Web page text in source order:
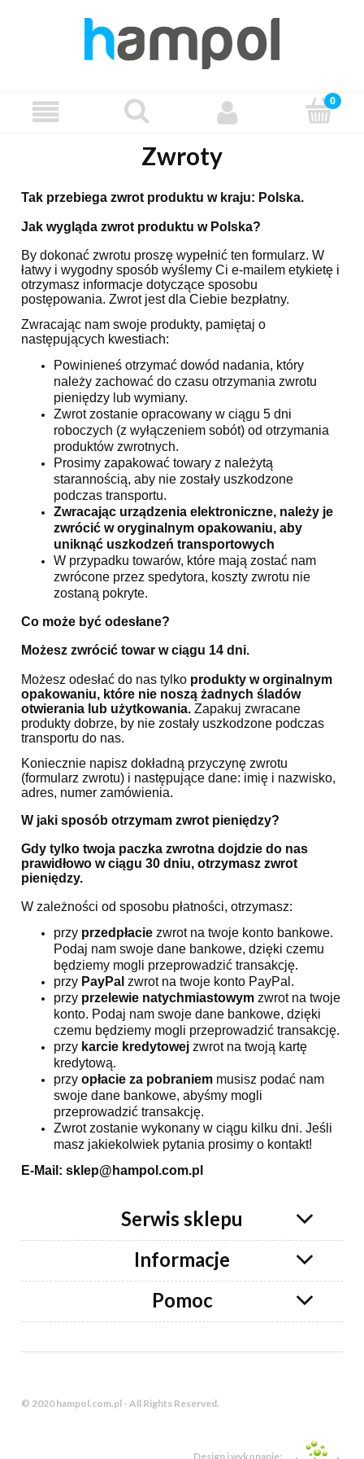
Zwroty
Tak przebiega zwrot produktu w kraju: Polska.
Jak wygląda zwrot produktu w Polska?
By dokonać zwrotu proszę wypełnić ten formularz. W
łatwy i wygodny sposób wyślemy Ci e-mailem etykietę i
otrzymasz informacje dotyczące sposobu
postępowania. Zwrot jest dla Ciebie bezpłatny.
Zwracając nam swoje produkty, pamiętaj o
następujących kwestiach:
Powinieneś otrzymać dowód nadania, który
należy zachować do czasu otrzymania zwrotu
pieniędzy lub wymiany.
Zwrot zostanie opracowany w ciągu 5 dni
roboczych (z wyłączeniem sobót) od otrzymania
produktów zwrotnych.
Prosimy zapakować towary z należytą
starannością, aby nie zostały uszkodzone
podczas transportu.
Zwracając urządzenia elektroniczne, należy je
zwrócić w oryginalnym opakowaniu, aby
uniknąć uszkodzeń transportowych
W przypadku towarów, które mają zostać nam
zwrócone przez spedytora, koszty zwrotu nie
zostaną pokryte.
Co może być odesłane?
Możesz zwrócić towar w ciągu 14 dni.
Możesz odesłać do nas tylko produkty w orginalnym
opakowaniu, które nie noszą żadnych śladów
otwierania lub użytkowania. Zapakuj zwracane
produkty dobrze, by nie zostały uszkodzone podczas
transportu do nas.
Koniecznie napisz dokładną przyczynę zwrotu
(formularz zwrotu) i następujące dane: imię i nazwisko,
adres, numer zamówienia.
W jaki sposób otrzymam zwrot pieniędzy?
Gdy tylko twoja paczka zwrotna dojdzie do nas
prawidłowo w ciągu 30 dniu, otrzymasz zwrot
pieniędzy.
W zależności od sposobu płatności, otrzymasz:
przy przedpłacie zwrot na twoje konto bankowe.
Podaj nam swoje dane bankowe, dzięki czemu
będziemy mogli przeprowadzić transakcję.
przy PayPal zwrot na twoje konto PayPal.
przy przelewie natychmiastowym zwrot na twoje
konto. Podaj nam swoje dane bankowe, dzięki
czemu będziemy mogli przeprowadzić transakcję.
przy karcie kredytowej zwrot na twoją kartę
kredytową.
przy opłacie za pobraniem musisz podać nam
swoje dane bankowe, abyśmy mogli
przeprowadzić transakcję.
Zwrot zostanie wykonany w ciągu kilku dni. Jeśli
masz jakiekolwiek pytania prosimy o kontakt!
E-Mail: sklep@hampol.com.pl
Serwis sklepu
Informacje
Pomoc
© 2020 hampol.com.pl - All Rights Reserved.
Design i wykonanie: